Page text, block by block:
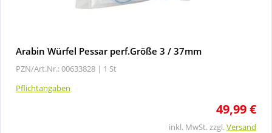
Arabin Würfel Pessar perf.Größe 3 / 37mm
PZN/Art.Nr.: 00633828 | 1 St
Pflichtangaben
49,99 €
inkl. MwSt. zzgl.Versand